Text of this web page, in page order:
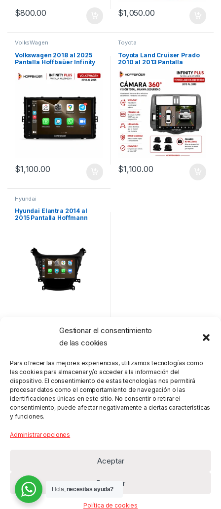
Gestionar el consentimiento
de las cookies
Para ofrecer las mejores experiencias, utilizamos tecnologías como
las cookies para almacenar y/o acceder a la información del
dispositivo. El consentimiento de estas tecnologías nos permitirá
procesar datos como el comportamiento de navegación o las
identificaciones únicas en este sitio. No consentir o retirar el
consentimiento, puede afectar negativamente a ciertas características
y funciones.
Administrar opciones
Aceptar
Denegar
Política de cookies
$800.00 $1,050.00
VolksWagen
Volkswagen 2018 al 2025
Pantalla Hoffbaüer Infinity
$1,100.00
Toyota
Toyota Land Cruiser Prado
2010 al 2013 Pantalla
CarPlay & Android Auto
$1,100.00
Hyundai
Hyundai Elantra 2014 al
2015 Pantalla Hoffmann
Hola,necesitas ayuda?